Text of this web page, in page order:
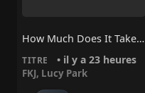
How Much Does It Take To Shift It All – FKJ, Lucy Park
TITRE • il y a 23 heures
FKJ, Lucy Park